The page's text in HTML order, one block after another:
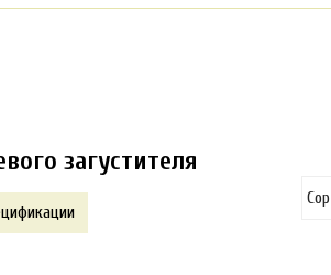
загустителя